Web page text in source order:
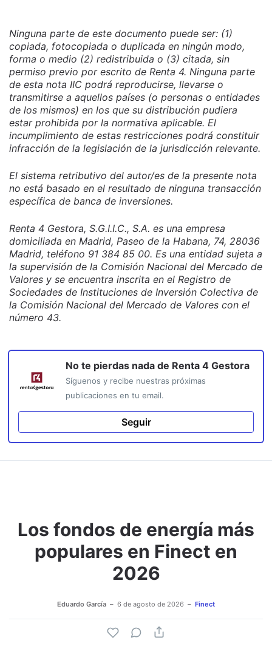
Ninguna parte de este documento puede ser: (1)
copiada, fotocopiada o duplicada en ningún modo,
forma o medio (2) redistribuida o (3) citada, sin
permiso previo por escrito de Renta 4. Ninguna parte
de esta nota IIC podrá reproducirse, llevarse o
transmitirse a aquellos países (o personas o entidades
de los mismos) en los que su distribución pudiera
estar prohibida por la normativa aplicable. El
incumplimiento de estas restricciones podrá constituir
infracción de la legislación de la jurisdicción relevante.
El sistema retributivo del autor/es de la presente nota
no está basado en el resultado de ninguna transacción
específica de banca de inversiones.
Renta 4 Gestora, S.G.I.I.C., S.A. es una empresa
domiciliada en Madrid, Paseo de la Habana, 74, 28036
Madrid, teléfono 91 384 85 00. Es una entidad sujeta a
la supervisión de la Comisión Nacional del Mercado de
Valores y se encuentra inscrita en el Registro de
Sociedades de Instituciones de Inversión Colectiva de
la Comisión Nacional del Mercado de Valores con el
número 43.
No te pierdas nada de Renta 4 Gestora
Síguenos y recibe nuestras próximas
publicaciones en tu email.
Seguir
Los fondos de energía más
populares en Finect en
2026
Eduardo García 6 de agosto de 2026 Finect